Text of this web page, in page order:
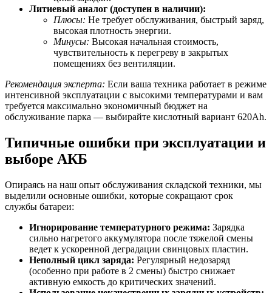
Литиевый аналог (доступен в наличии):
Плюсы: Не требует обслуживания, быстрый заряд,
высокая плотность энергии.
Минусы: Высокая начальная стоимость,
чувствительность к перегреву в закрытых
помещениях без вентиляции.
Рекомендация эксперта: Если ваша техника работает в режиме
интенсивной эксплуатации с высокими температурами и вам
требуется максимально экономичный бюджет на
обслуживание парка — выбирайте кислотный вариант 620Ah.
Типичные ошибки при эксплуатации и
выборе АКБ
Опираясь на наш опыт обслуживания складской техники, мы
выделили основные ошибки, которые сокращают срок
службы батареи:
Игнорирование температурного режима: Зарядка
сильно нагретого аккумулятора после тяжелой смены
ведет к ускоренной деградации свинцовых пластин.
Неполный цикл заряда: Регулярный недозаряд
(особенно при работе в 2 смены) быстро снижает
активную емкость до критических значений.